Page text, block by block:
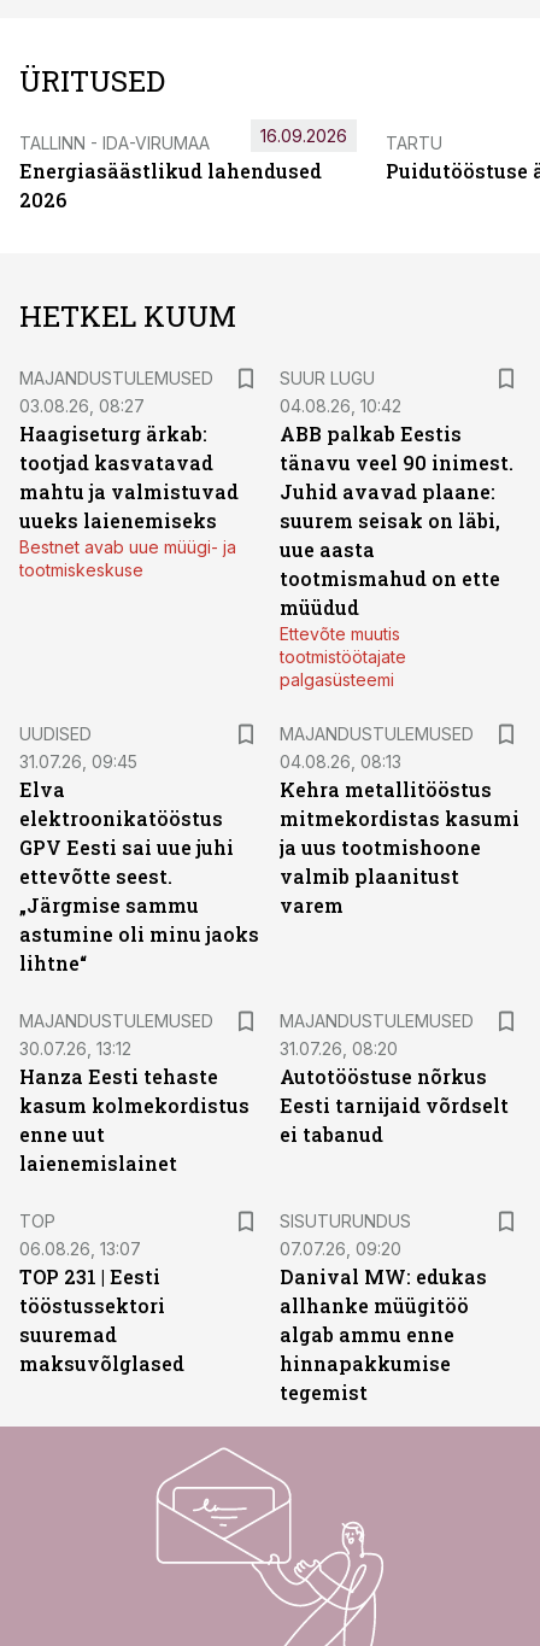
ÜRITUSED
TALLINN - IDA-VIRUMAA
Energiasäästlikud lahendused
2026
16.09.2026 TARTU
Puidutööstuse
HETKEL KUUM
MAJANDUSTULEMUSED
03.08.26, 08:27
Haagiseturg ärkab:
tootjad kasvatavad
mahtu ja valmistuvad
uueks laienemiseks
Bestnet avab uue müügi- ja
tootmiskeskuse
SUUR LUGU
04.08.26, 10:42
ABB palkab Eestis
tänavu veel 90 inimest.
Juhid avavad plaane:
suurem seisak on läbi,
uue aasta
tootmismahud on ette
müüdud
Ettevõte muutis
tootmistöötajate
palgasüsteemi
UUDISED
31.07.26, 09:45
Elva
elektroonikatööstus
GPV Eesti sai uue juhi
ettevõtte seest.
„Järgmise sammu
astumine oli minu jaoks
lihtne“
MAJANDUSTULEMUSED
04.08.26, 08:13
Kehra metallitööstus
mitmekordistas kasumi
ja uus tootmishoone
valmib plaanitust
varem
MAJANDUSTULEMUSED
30.07.26, 13:12
Hanza Eesti tehaste
kasum kolmekordistus
enne uut
laienemislainet
MAJANDUSTULEMUSED
31.07.26, 08:20
Autotööstuse nõrkus
Eesti tarnijaid võrdselt
ei tabanud
TOP
06.08.26, 13:07
TOP 231 | Eesti
tööstussektori
suuremad
maksuvõlglased
SISUTURUNDUS
07.07.26, 09:20
Danival MW: edukas
allhanke müügitöö
algab ammu enne
hinnapakkumise
tegemist